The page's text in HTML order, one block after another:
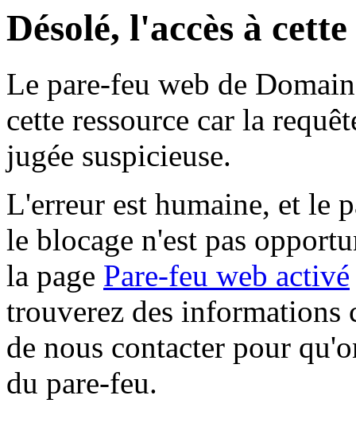
Désolé, l'accès à
Le pare-feu web de
cette ressource car la
jugée suspicieuse.
L'erreur est humaine, et le
le blocage n'est pas
la page Pare-feu web activé
trouverez des informations
de nous contacter pour
du pare-feu.